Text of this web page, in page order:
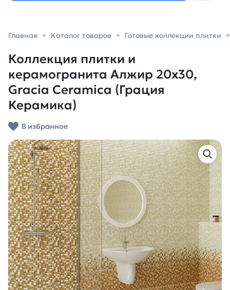
Главная Каталог товаров Готовые коллекции плитки
Коллекция плитки и
керамогранита Алжир 20х30,
Gracia Ceramica (Грация
Керамика)
В избранное